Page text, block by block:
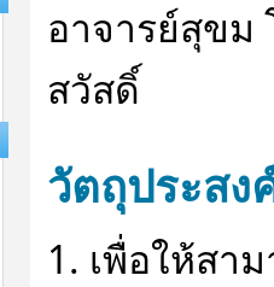
อาจารย์สุขม
สวัสดิ์
วัตถุประสง
1. เพื่อให้สา